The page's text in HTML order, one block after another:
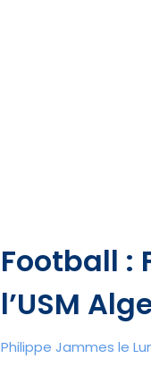
Football :
l’USM
Philippe Jammes le